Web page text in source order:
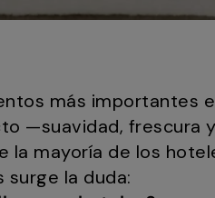
más importantes
—suavidad, frescura
la mayoría de los
la duda: